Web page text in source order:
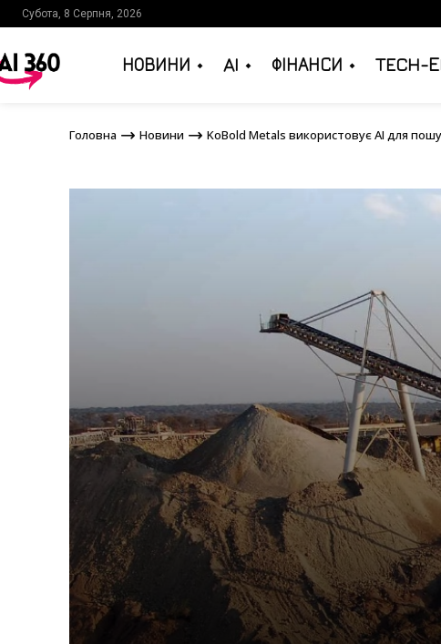
Субота, 8 Серпня, 2026
НОВИНИ AI ФІНАНСИ TECH-
Головна Новини KoBold Metals використовує AI
Головна Новини KoBold Metals використовує AI для